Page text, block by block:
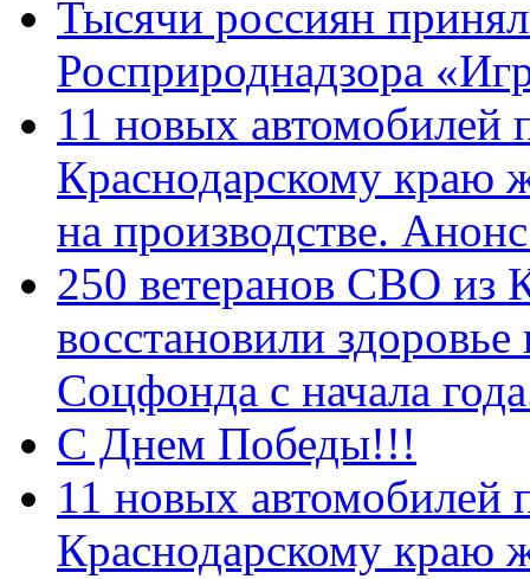
Тысячи россиян
Росприроднадзора
11 новых автомобилей
Краснодарскому краю
на производстве.
250 ветеранов СВО из
восстановили
Соцфонда с начала
С Днем Победы!!!
11 новых автомобилей
Краснодарскому краю